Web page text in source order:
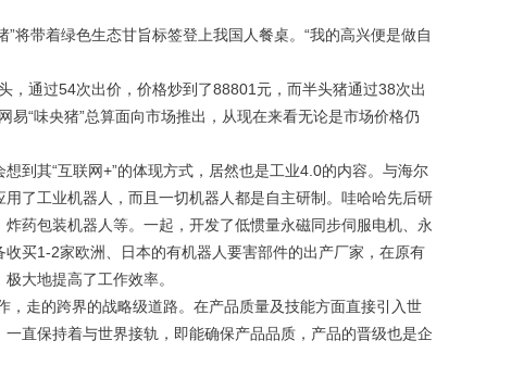
带着绿色生态甘旨标签登上我国人餐桌。“我的高兴便是做自
通过54次出价，价格炒到了88801元，而半头猪通过38次出
“味央猪”总算面向市场推出，从现在来看无论是市场价格仍
其“互联网+”的体现方式，居然也是工业4.0的内容。与海尔
了工业机器人，而且一切机器人都是自主研制。哇哈哈先后研
药包装机器人等。一起，开发了低惯量永磁同步伺服电机、永
买1-2家欧洲、日本的有机器人要害部件的出产厂家，在原有
大地提高了工作效率。
走的跨界的战略级道路。在产品质量及技能方面直接引入世
直保持着与世界接轨，即能确保产品品质，产品的晋级也是企